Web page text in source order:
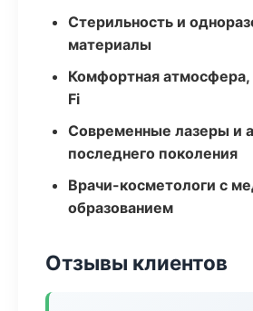
Стерильность и
материалы
Комфортная
Fi
Современные лазеры и
последнего поколения
Врачи-косметологи с
образованием
Отзывы клиентов